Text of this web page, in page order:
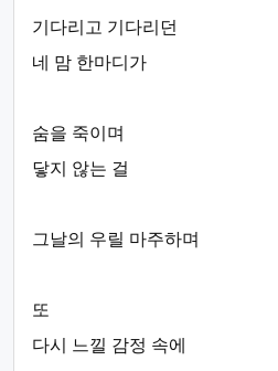
기다리고 기다리던
네 맘 한마디가
숨을 죽이며
닿지 않는 걸
그날의 우릴 마주하며
또
다시 느낄 감정 속에